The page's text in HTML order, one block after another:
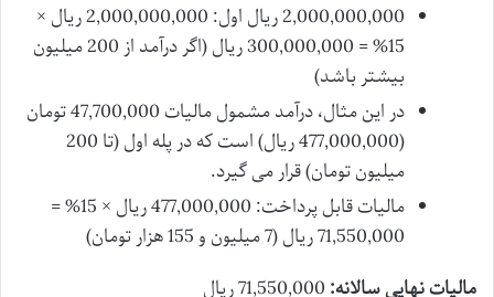
2,000,000,000 ریال اول: 2,000,000,000 ریال ×
15% = 300,000,000 ریال (اگر درآمد از 200 میلیون
بیشتر باشد)
در این مثال، درآمد مشمول مالیات 47,700,000 تومان
(477,000,000 ریال) است که در پله اول (تا 200
میلیون تومان) قرار می گیرد.
مالیات قابل پرداخت: 477,000,000 ریال × 15% =
71,550,000 ریال (7 میلیون و 155 هزار تومان)
مالیات نهایی سالانه: